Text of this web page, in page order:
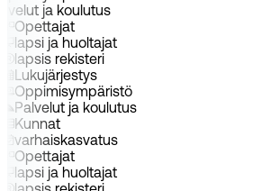
ja koulutus
Opettajat
lapsi ja huoltajat
lapsis rekisteri
Lukujärjestys
Oppimisympäristö
Palvelut ja koulutus
Kunnat
varhaiskasvatus
Opettajat
lapsi ja huoltajat